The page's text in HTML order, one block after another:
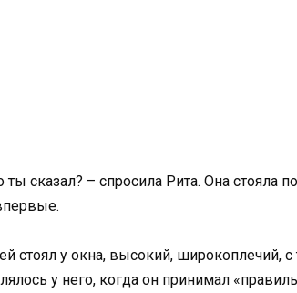
ты сказал? – спросила Рита. Она стояла
стоял у окна, высокий,
у него, когда он принимал